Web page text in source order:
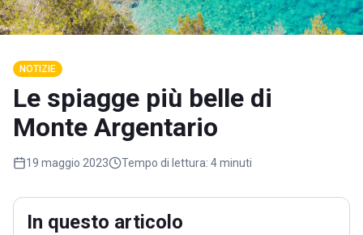
NOTIZIE
Le spiagge più belle di
Monte Argentario
19 maggio 2023 Tempo di lettura: 4 minuti
In questo articolo